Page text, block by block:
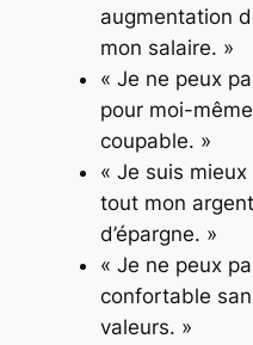
augmentation
mon salaire. »
« Je ne peux
pour moi-
coupable. »
« Je suis
tout mon
d’épargne. »
« Je ne peux
confortable
valeurs. »